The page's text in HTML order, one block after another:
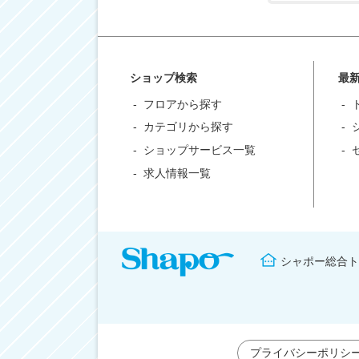
ショップ検索
フロアから探す
カテゴリから探す
ショップサービス一覧
求人情報一覧
最
シャポー総合
プライバシーポリシ